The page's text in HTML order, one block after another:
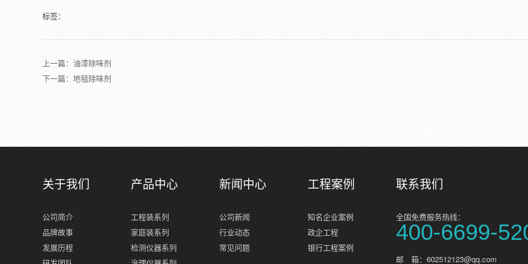
标签：
上一篇：油漆除味剂
下一篇：地毯除味剂
关于我们
公司简介
品牌故事
发展历程
产品中心
工程装系列
家庭装系列
检测仪器系列
新闻中心
公司新闻
行业动态
常见问题
工程案例
知名企业案例
政企工程
银行工程案例
联系我们
全国免费服务热线：
400-6699-
邮 箱：602512123@qq.com